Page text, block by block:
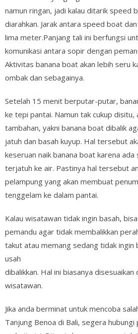
namun ringan, jadi kalau ditarik speed
diarahkan. Jarak antara speed boat
lima meter.Panjang tali ini berfungsi
komunikasi antara sopir dengan
Aktivitas banana boat akan lebih seru
ombak dan sebagainya.
Setelah 15 menit berputar-putar,
ke tepi pantai. Namun tak cukup disitu,
tambahan, yakni banana boat dibalik
jatuh dan basah kuyup. Hal tersebut
keseruan naik banana boat karena
terjatuh ke air. Pastinya hal tersebut
pelampung yang akan membuat
tenggelam ke dalam pantai.
Kalau wisatawan tidak ingin basah,
pemandu agar tidak membalikkan
takut atau memang sedang tidak ingin
usah
dibalikkan. Hal ini biasanya disesuaikan
wisatawan.
Jika anda berminat untuk mencoba
Tanjung Benoa di Bali, segera hubungi